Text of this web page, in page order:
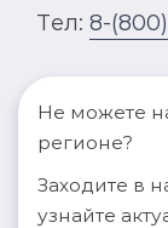
Тел: 8-
Не можете
регионе?
Заходите в
узнайте